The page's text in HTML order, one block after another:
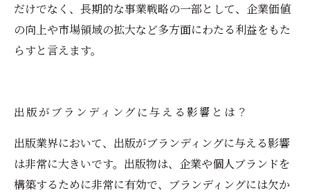
だけでなく、長期的な事業戦略の一部として、企業価値
の向上や市場領域の拡大など多方面にわたる利益をもた
らすと言えます。
出版がブランディングに与える影響とは？
出版業界において、出版がブランディングに与える影響
は非常に大きいです。出版物は、企業や個人ブランドを
構築するために非常に有効で、ブランディングには欠か